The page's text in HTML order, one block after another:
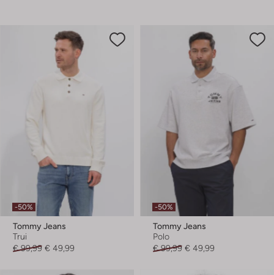
-50%
Tommy Jeans
Trui
€ 99,99 € 49,99
-50%
Tommy Jeans
Polo
€ 99,99 € 49,99